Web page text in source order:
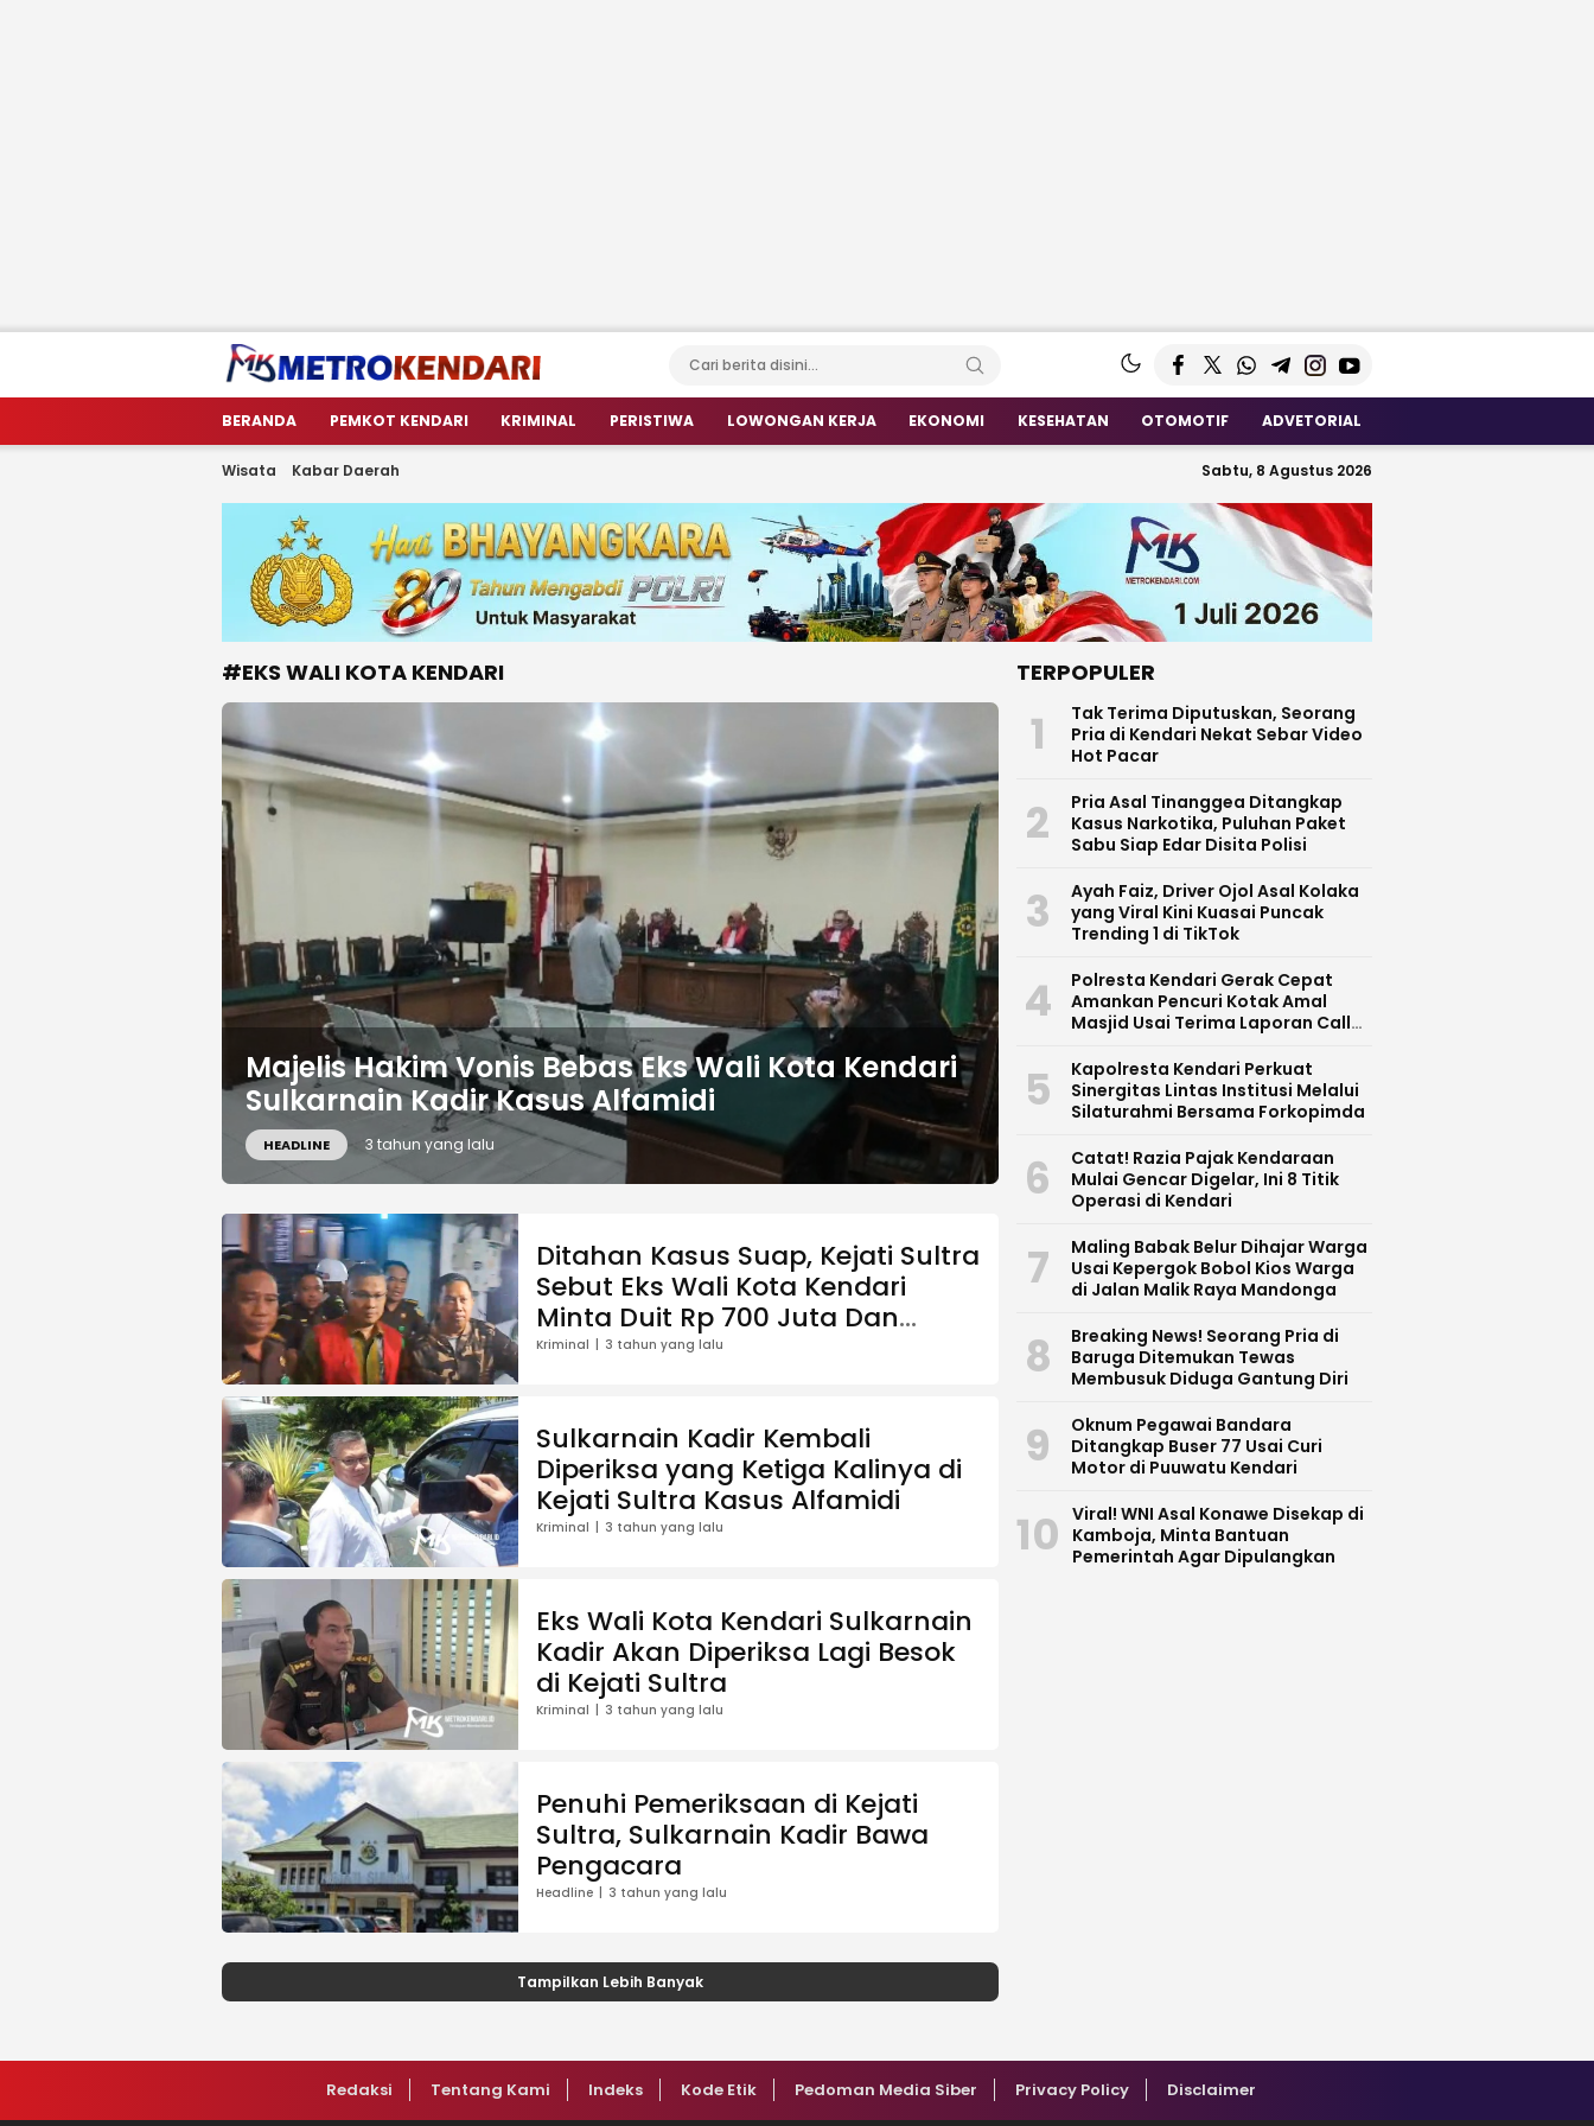
metrokendari
Berita Terkini Sulawesi Tenggara
BERANDA PEMKOT KENDARI KRIMINAL PERISTIWA LOWONGAN KERJA EKONOMI KESEHATAN OTOMOTIF ADVETORIAL
Wisata Kabar Daerah Sabtu, 8 Agustus 2026
#EKS WALI KOTA KENDARI
Majelis Hakim Vonis Bebas Eks Wali Kota Kendari
Sulkarnain Kadir Kasus Alfamidi
HEADLINE 3 tahun yang lalu
Ditahan Kasus Suap, Kejati Sultra
Sebut Eks Wali Kota Kendari
Minta Duit Rp 700 Juta Dan
Saham
Kriminal 3 tahun yang lalu
Sulkarnain Kadir Kembali
Diperiksa yang Ketiga Kalinya di
Kejati Sultra Kasus Alfamidi
Kriminal 3 tahun yang lalu
Eks Wali Kota Kendari Sulkarnain
Kadir Akan Diperiksa Lagi Besok
di Kejati Sultra
Kriminal 3 tahun yang lalu
Penuhi Pemeriksaan di Kejati
Sultra, Sulkarnain Kadir Bawa
Pengacara
Headline 3 tahun yang lalu
Tampilkan Lebih Banyak
TERPOPULER
1
Tak Terima Diputuskan, Seorang
Pria di Kendari Nekat Sebar Video
Hot Pacar
2
Pria Asal Tinanggea Ditangkap
Kasus Narkotika, Puluhan Paket
Sabu Siap Edar Disita Polisi
3
Ayah Faiz, Driver Ojol Asal Kolaka
yang Viral Kini Kuasai Puncak
Trending 1 di TikTok
4
Polresta Kendari Gerak Cepat
Amankan Pencuri Kotak Amal
Masjid Usai Terima Laporan Call
5
Kapolresta Kendari Perkuat
Sinergitas Lintas Institusi Melalui
Silaturahmi Bersama Forkopimda
6
Catat! Razia Pajak Kendaraan
Mulai Gencar Digelar, Ini 8 Titik
Operasi di Kendari
7
Maling Babak Belur Dihajar Warga
Usai Kepergok Bobol Kios Warga
di Jalan Malik Raya Mandonga
8
Breaking News! Seorang Pria di
Baruga Ditemukan Tewas
Membusuk Diduga Gantung Diri
9
Oknum Pegawai Bandara
Ditangkap Buser 77 Usai Curi
Motor di Puuwatu Kendari
10 Viral! WNI Asal Konawe Disekap di
Kamboja, Minta Bantuan
Pemerintah Agar Dipulangkan
Redaksi Tentang Kami Indeks Kode Etik Pedoman Media Siber Privacy Policy Disclaimer